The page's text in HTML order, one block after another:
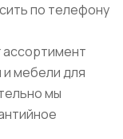
по телефону
ассортимент
мебели для
мы